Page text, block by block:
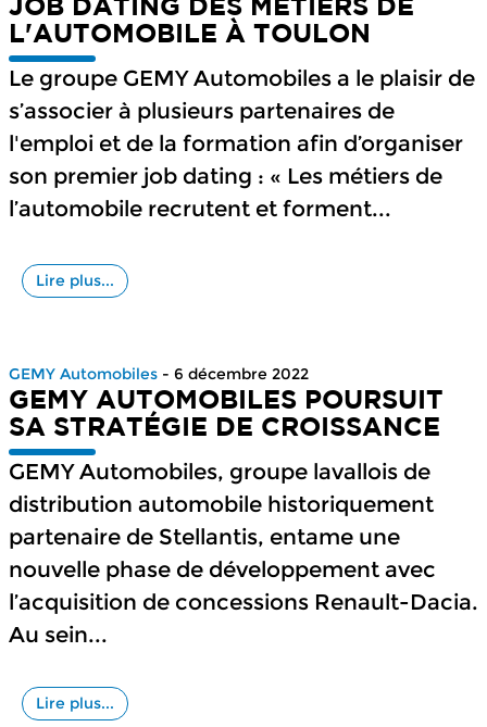
L'AUTOMOBILE À TOULON
Le groupe GEMY Automobiles a le plaisir de
s’associer à plusieurs partenaires de
l'emploi et de la formation afin d’organiser
son premier job dating : « Les métiers de
l’automobile recrutent et forment...
Lire plus...
GEMY Automobiles - 6 décembre 2022
GEMY AUTOMOBILES POURSUIT
SA STRATÉGIE DE CROISSANCE
GEMY Automobiles, groupe lavallois de
distribution automobile historiquement
partenaire de Stellantis, entame une
nouvelle phase de développement avec
l’acquisition de concessions Renault-Dacia.
Au sein...
Lire plus...